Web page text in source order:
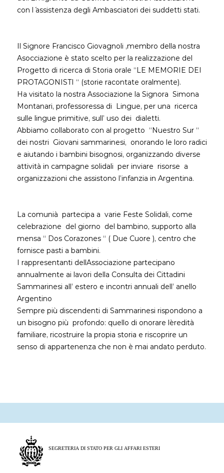
con l´ assistenza degli Ambasciatori dei suddetti stati.
Il Signore Francisco Giovagnoli ,membro della nostra
Asocciazione è stato scelto per la realizzazione del
Progetto di ricerca di Storia orale “LE MEMORIE DEI
PROTAGONISTI “ (storie racontate oralmente).
Ha visitato la nostra Associazione la Signora Simona
Montanari, professoressa di Lingue, per una ricerca
sulle lingue primitive, sull’ uso dei dialetti.
Abbiamo collaborato con al progetto “Nuestro Sur “
dei nostri Giovani sammarinesi, onorando le loro radici
e aiutando i bambini bisognosi, organizzando diverse
attività in campagne solidali per inviare risorse a
organizzazioni che assistono l’infanzia in Argentina.
La comunià partecipa a varie Feste Solidali, come
celebrazione del giorno del bambino, supporto alla
mensa “ Dos Corazones “ ( Due Cuore ), centro che
fornisce pasti a bambini.
I rappresentanti dell´Associazione partecipano
annualmente ai lavori della Consulta dei Cittadini
Sammarinesi all’ estero e incontri annuali dell’ anello
Argentino
Sempre più discendenti di Sammarinesi rispondono a
un bisogno più profondo: quello di onorare l`eredità
familiare, ricostruire la propia storia e riscoprire un
senso di appartenenza che non è mai andato perduto.